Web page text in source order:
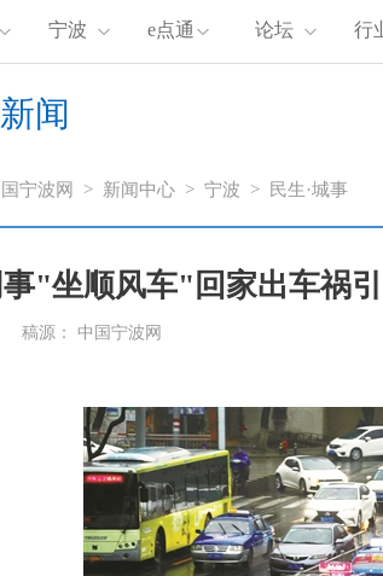
宁波 e点通 论坛 行
新闻
宁波网 > 新闻中心 > 宁波 > 民生·城事
"坐顺风车"回家出车祸
稿源： 中国宁波网